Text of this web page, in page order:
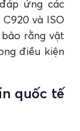
ứng các
và ISO
rằng vật
điều kiện
quốc tế